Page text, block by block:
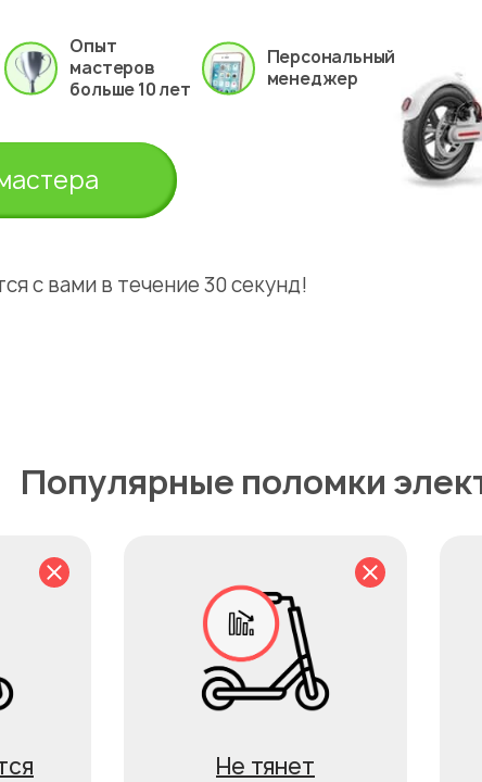
Опыт
мастеров
больше 10 лет
Персональный
менеджер
с вами в течение 30 секунд!
Популярные поломки
Не тянет